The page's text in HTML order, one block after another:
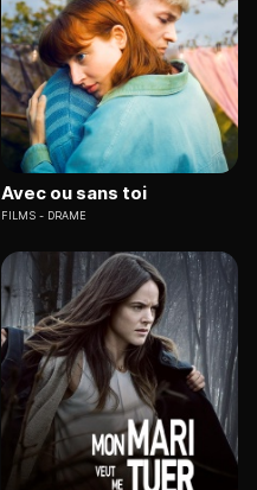
Avec ou sans toi
FILMS DRAME